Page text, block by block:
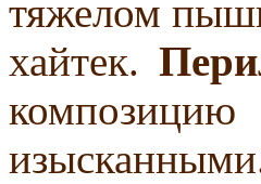
тяжелом
хайтек.